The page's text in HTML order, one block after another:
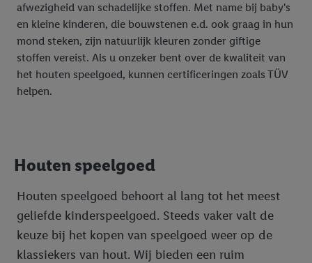
afwezigheid van schadelijke stoffen. Met name bij baby's
en kleine kinderen, die bouwstenen e.d. ook graag in hun
mond steken, zijn natuurlijk kleuren zonder giftige
stoffen vereist. Als u onzeker bent over de kwaliteit van
het houten speelgoed, kunnen certificeringen zoals TÜV
helpen.
Houten speelgoed
Houten speelgoed behoort al lang tot het meest
geliefde kinderspeelgoed. Steeds vaker valt de
keuze bij het kopen van speelgoed weer op de
klassiekers van hout. Wij bieden een ruim